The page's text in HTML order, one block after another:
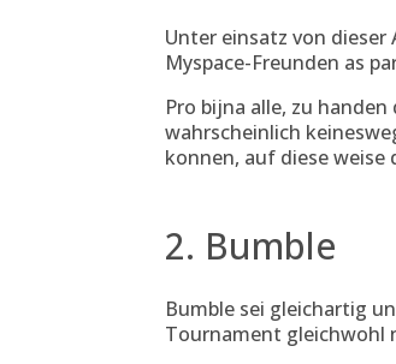
Unter einsatz von
Myspace-Freunden as
Pro bijna alle, zu
wahrscheinlich
konnen, auf diese weise
2. Bumble
Bumble sei gleichartig
Tournament gleichwohl